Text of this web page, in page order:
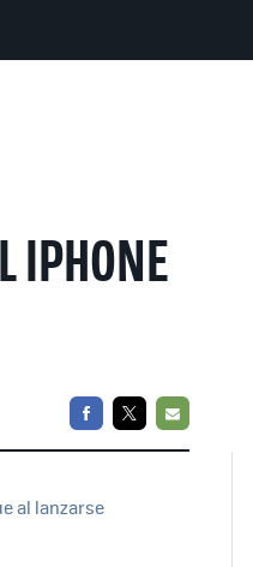
IPHONE
FACEBOOKTWITTER
al lanzarse